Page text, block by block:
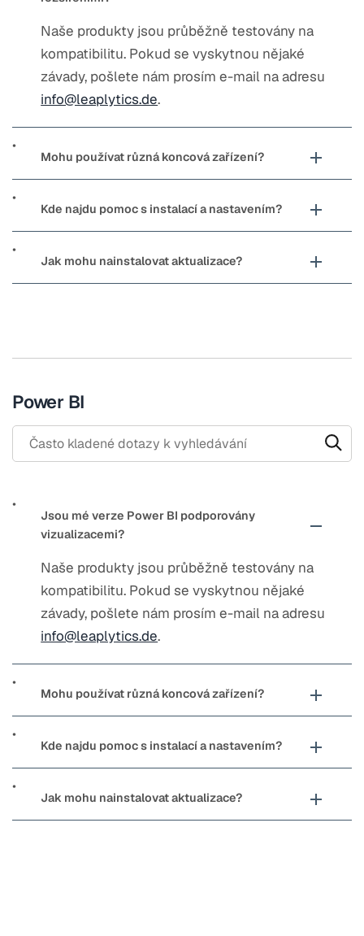
Naše produkty jsou průběžně testovány na
kompatibilitu. Pokud se vyskytnou nějaké
závady, pošlete nám prosím e-mail na adresu
info@leaplytics.de.
Mohu používat různá koncová zařízení?
Kde najdu pomoc s instalací a nastavením?
Jak mohu nainstalovat aktualizace?
Power BI
Search through FAQ items. Results will update as you type.
Jsou mé verze Power BI podporovány
vizualizacemi?
Naše produkty jsou průběžně testovány na
kompatibilitu. Pokud se vyskytnou nějaké
závady, pošlete nám prosím e-mail na adresu
info@leaplytics.de.
Mohu používat různá koncová zařízení?
Kde najdu pomoc s instalací a nastavením?
Jak mohu nainstalovat aktualizace?